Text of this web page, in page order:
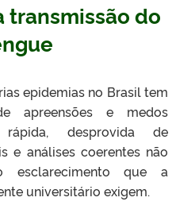
transmissão do
no Brasil tem
apreensões e medos
desprovida de
e análises coerentes não
esclarecimento que a
universitário exigem.